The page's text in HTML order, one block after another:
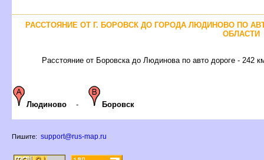
РАССТОЯНИЕ ОТ Г. БОРОВСК ДО ГОРОДА ЛЮДИНОВО ПО
ОБЛАСТИ
Расстояние от Боровска до Людинова по авто дороге - 242
Людиново - Боровск
Пишите: support@rus-map.ru